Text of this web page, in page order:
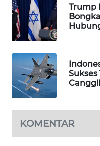
Trump
KOMENTAR
WAHANANEWS
ID
WAHANANEWS
CO ID
WAHANANEWS
NET
SPORT